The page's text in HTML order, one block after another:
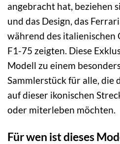
angebracht hat, beziehen
und das Design, das
während des italienischen
F1-75 zeigten. Diese
Modell zu einem
Sammlerstück für alle, die
auf dieser ikonischen
oder miterleben möchten.
Für wen ist dieses